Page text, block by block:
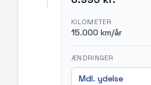
KILOMETER
15.000 km/år
ÆNDRINGER
Mdl. ydelse